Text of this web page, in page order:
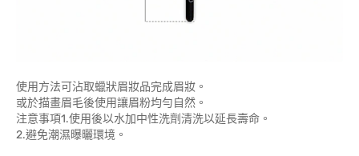
使用方法可沾取蠟狀眉妝品完成眉妝。
或於描畫眉毛後使用讓眉粉均勻自然。
注意事項1.使用後以水加中性洗劑清洗以延長壽命。
2.避免潮濕曝曬環境。